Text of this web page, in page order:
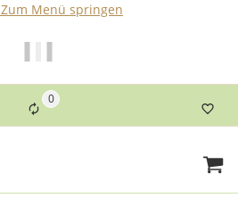
Zum Menü springen
0